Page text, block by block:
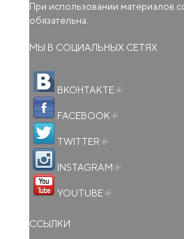
При использовании материалов
обязательна.
МЫ В СОЦИАЛЬНЫХ СЕТЯХ
ВКОНТАКТЕ
FACEBOOK
TWITTER
INSTAGRAM
YOUTUBE
ССЫЛКИ